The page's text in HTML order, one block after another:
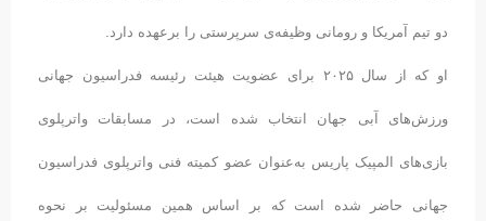
دو تیم آمریکا و رومانی وظیفه‌ی سرپرستی را برعهده دارد.
او که از سال ۲۰۲۵ برای عضویت هیئت رئیسه فدراسیون جهانی
ورزش‌های آبی جهان انتخاب شده‌ است، در مسابقات واترپلوی
بازی‌های المپیک پاریس به‌عنوان عضو کمیته فنی واترپلوی فدراسیون
جهانی حاضر شده است که بر اساس همین مسئولیت بر نحوه